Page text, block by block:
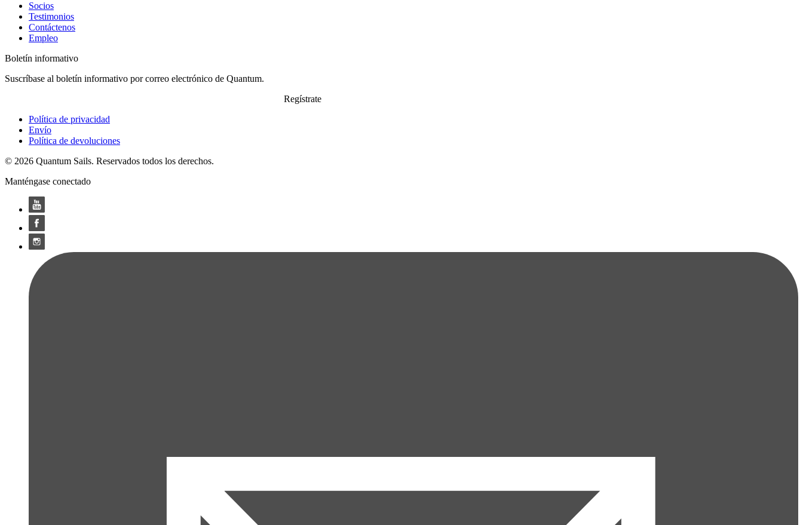
Socios
Testimonios
Contáctenos
Empleo
Boletín informativo
Suscríbase al boletín informativo por correo electrónico de Quantum.
Regístrate
Política de privacidad
Envío
Política de devoluciones
© 2026 Quantum Sails. Reservados todos los derechos.
Manténgase conectado